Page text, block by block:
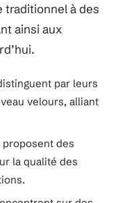
traditionnel à des
ainsi aux
par leurs
velours, alliant
proposent des
la qualité des